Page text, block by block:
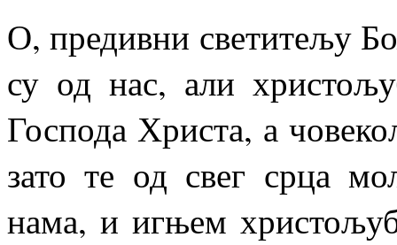
О, предивни светитељу
су од нас, али
Господа Христа, а
зато те од свег срца
нама, и игњем